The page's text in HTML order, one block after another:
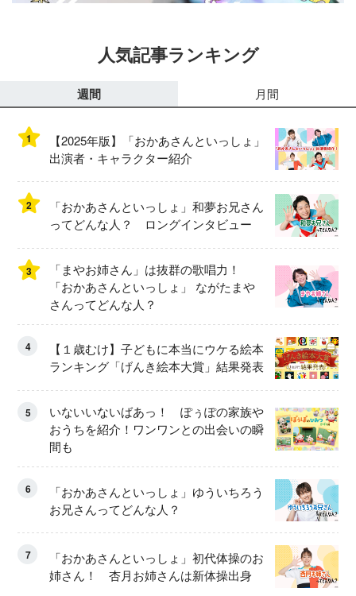
人気記事ランキング
週間 月間
1
【2025年版】「おかあさんといっしょ」
出演者・キャラクター紹介
2
「おかあさんといっしょ」和夢お兄さん
ってどんな人？ ロングインタビュー
3
「まやお姉さん」は抜群の歌唱力！
「おかあさんといっしょ」 ながたまや
さんってどんな人？
4
【１歳むけ】子どもに本当にウケる絵本
ランキング「げんき絵本大賞」結果発表
5
いないいないばあっ！ ぽぅぽの家族や
おうちを紹介！ワンワンとの出会いの瞬
間も
6
「おかあさんといっしょ」ゆういちろう
お兄さんってどんな人？
7
「おかあさんといっしょ」初代体操のお
姉さん！ 杏月お姉さんは新体操出身